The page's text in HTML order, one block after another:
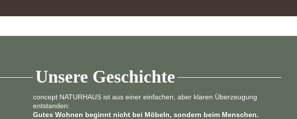
Unsere Geschichte
concept NATURHAUS ist aus einer einfachen, aber klaren Überzeugung
entstanden:
Gutes Wohnen beginnt nicht bei Möbeln, sondern beim Menschen.